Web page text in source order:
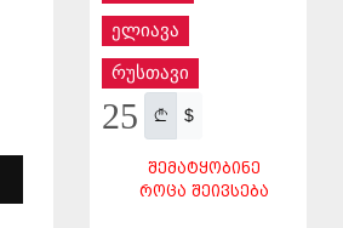
ელიავა
რუსთავი
25 $
ᲨᲔᲛᲐᲢᲧᲝᲑᲘᲜᲔ
ᲠᲝᲪᲐ ᲨᲔᲘᲕᲡᲔᲑᲐ